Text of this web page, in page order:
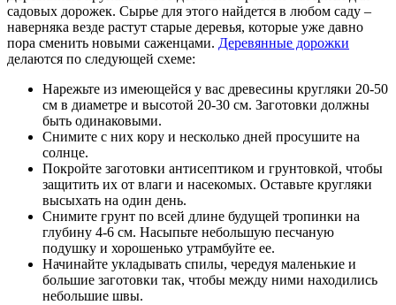
садовых дорожек. Сырье для этого найдется в любом саду –
наверняка везде растут старые деревья, которые уже давно
пора сменить новыми саженцами. Деревянные дорожки
делаются по следующей схеме:
Нарежьте из имеющейся у вас древесины кругляки 20-50
см в диаметре и высотой 20-30 см. Заготовки должны
быть одинаковыми.
Снимите с них кору и несколько дней просушите на
солнце.
Покройте заготовки антисептиком и грунтовкой, чтобы
защитить их от влаги и насекомых. Оставьте кругляки
высыхать на один день.
Снимите грунт по всей длине будущей тропинки на
глубину 4-6 см. Насыпьте небольшую песчаную
подушку и хорошенько утрамбуйте ее.
Начинайте укладывать спилы, чередуя маленькие и
большие заготовки так, чтобы между ними находились
небольшие швы.